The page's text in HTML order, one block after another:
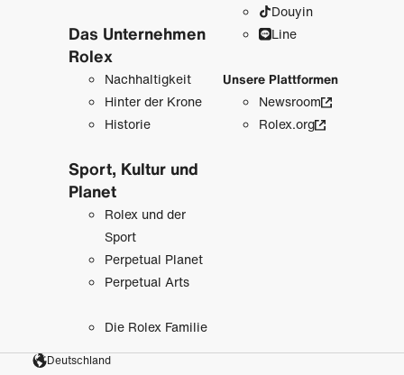
Das Unternehmen
Rolex
Nachhaltigkeit
Hinter der Krone
Historie
Sport, Kultur und
Planet
Rolex und der
Sport
Perpetual Planet
Perpetual Arts
Die Rolex Familie
Douyin
Line
Unsere Plattformen
Newsroom
Rolex.org
Deutschland